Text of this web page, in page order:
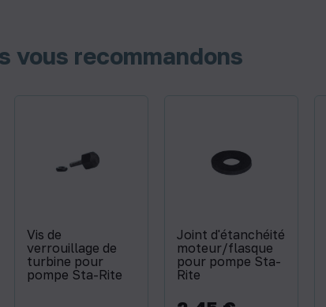
vous recommandons
Vis de
verrouillage de
turbine pour
pompe Sta-Rite
Joint d'étanchéité
moteur/flasque
pour pompe Sta-
Rite